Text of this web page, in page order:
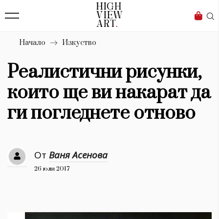
Бизнес
Мода
Dialogue
Изкуство
4340
Дизайн
Книги
Начало Изкуство
Реалистични рисунки,
които ще ви накарат да
ги погледнете отново
От Ваня Асенова
26 юли 2017